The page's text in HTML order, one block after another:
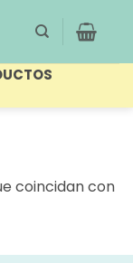
coincidan con